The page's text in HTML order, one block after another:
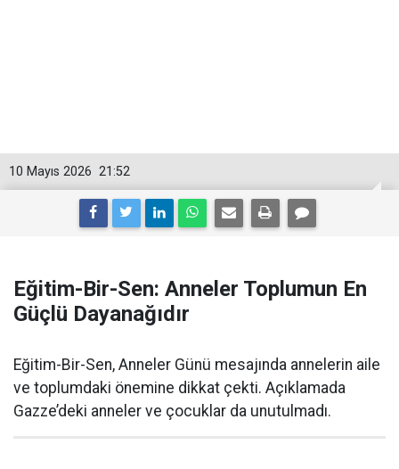
21:52
10 Mayıs 2026
Eğitim-Bir-Sen: Anneler Toplumun En
Güçlü Dayanağıdır
Eğitim-Bir-Sen, Anneler Günü mesajında annelerin aile
ve toplumdaki önemine dikkat çekti. Açıklamada
Gazze’deki anneler ve çocuklar da unutulmadı.